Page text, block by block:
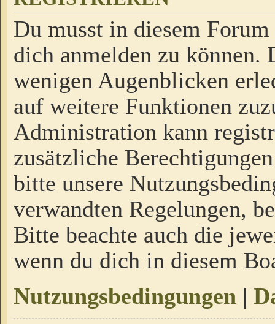
Du musst in diesem
dich anmelden zu
wenigen Augenblicken
auf weitere Funktionen
Administration kann
zusätzliche
bitte unsere
verwandten Regelungen,
Bitte beachte auch die
wenn du dich in diesem
Nutzungsbedingungen |